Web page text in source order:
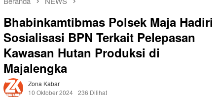
Bhabinkamtibmas Polsek Maja Hadiri
Sosialisasi BPN Terkait Pelepasan
Kawasan Hutan Produksi di
Majalengka
Zona Kabar
10 Oktober 2024 236 Dilihat